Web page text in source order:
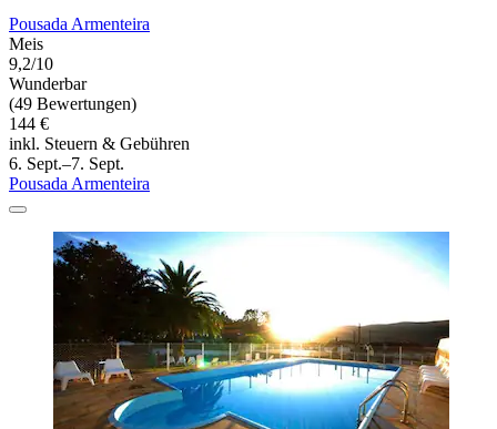
Pousada Armenteira
Meis
9,2/10
Wunderbar
(49 Bewertungen)
144 €
inkl. Steuern & Gebühren
6. Sept.–7. Sept.
Pousada Armenteira